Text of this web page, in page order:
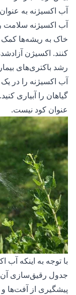
آب اکسیژنه به
آب اکسیژنه سلامت
خاک به ریشه‌ها
کنند. اکسیژن
رشد باکتری‌های
آب اکسیژنه را در
گیاهان را آبیاری
عنوان کود نیست.
با توجه به اینکه آب اکسیژنه
جدول رقیق‌سازی
پیشگیری از آفت‌ها و